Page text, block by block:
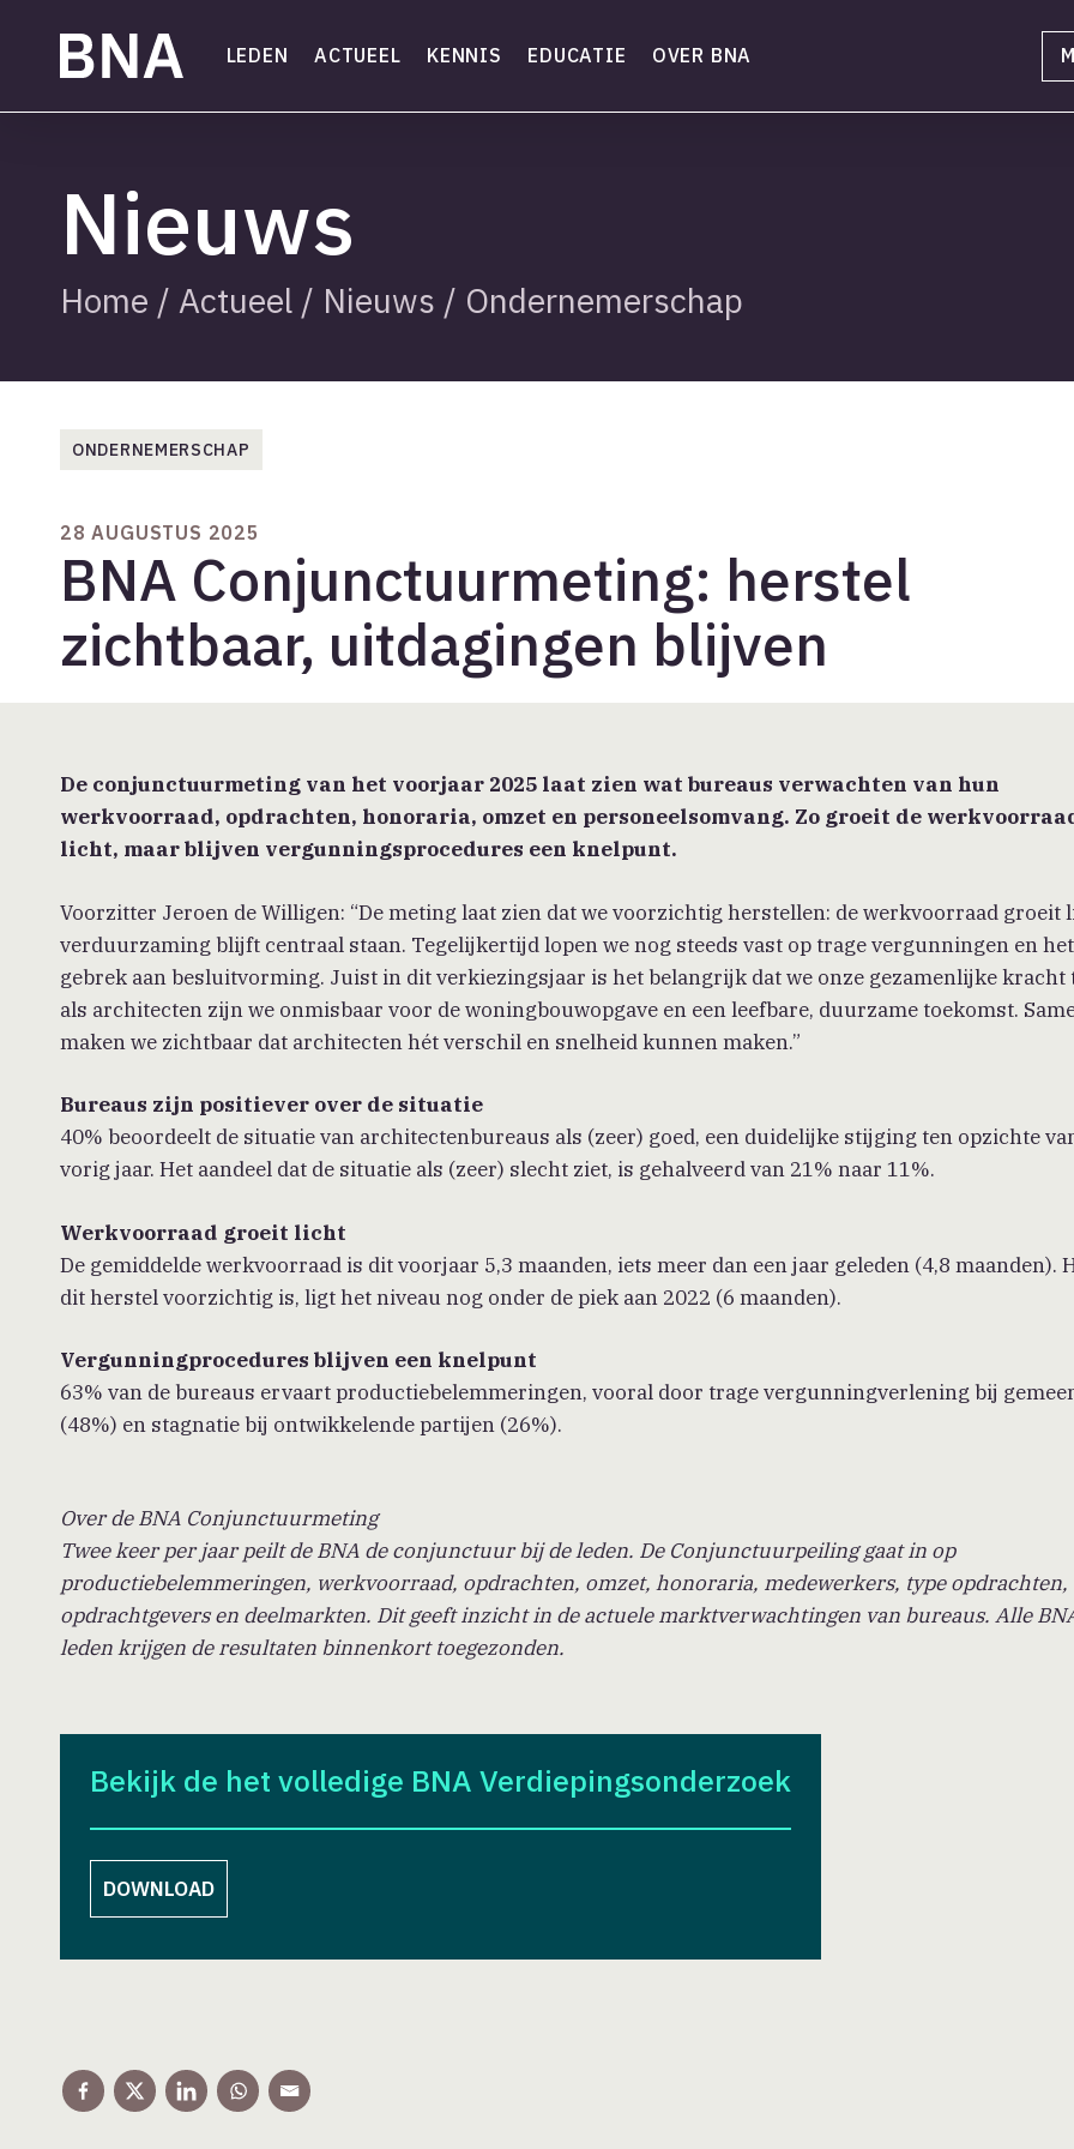
LEDEN ACTUEEL KENNIS EDUCATIE OVER BNA
Nieuws
Home / Actueel / Nieuws / Ondernemerschap
ONDERNEMERSCHAP
28 AUGUSTUS 2025
BNA Conjunctuurmeting: herstel
zichtbaar, uitdagingen blijven
De conjunctuurmeting van het voorjaar 2025 laat zien wat bureaus verwachten van hun
werkvoorraad, opdrachten, honoraria, omzet en personeelsomvang. Zo groeit de
licht, maar blijven vergunningsprocedures een knelpunt.
Voorzitter Jeroen de Willigen: “De meting laat zien dat we voorzichtig herstellen: de werkvoorraad groeit
verduurzaming blijft centraal staan. Tegelijkertijd lopen we nog steeds vast op trage vergunningen en het
gebrek aan besluitvorming. Juist in dit verkiezingsjaar is het belangrijk dat we onze gezamenlijke kracht
als architecten zijn we onmisbaar voor de woningbouwopgave en een leefbare, duurzame toekomst.
maken we zichtbaar dat architecten hét verschil en snelheid kunnen maken.”
Bureaus zijn positiever over de situatie
40% beoordeelt de situatie van architectenbureaus als (zeer) goed, een duidelijke stijging ten opzichte
vorig jaar. Het aandeel dat de situatie als (zeer) slecht ziet, is gehalveerd van 21% naar 11%.
Werkvoorraad groeit licht
De gemiddelde werkvoorraad is dit voorjaar 5,3 maanden, iets meer dan een jaar geleden (4,8 maanden).
dit herstel voorzichtig is, ligt het niveau nog onder de piek aan 2022 (6 maanden).
Vergunningprocedures blijven een knelpunt
63% van de bureaus ervaart productiebelemmeringen, vooral door trage vergunningverlening bij
(48%) en stagnatie bij ontwikkelende partijen (26%).
Over de BNA Conjunctuurmeting
Twee keer per jaar peilt de BNA de conjunctuur bij de leden. De Conjunctuurpeiling gaat in op
productiebelemmeringen, werkvoorraad, opdrachten, omzet, honoraria, medewerkers, type opdrachten,
opdrachtgevers en deelmarkten. Dit geeft inzicht in de actuele marktverwachtingen van bureaus. Alle
leden krijgen de resultaten binnenkort toegezonden.
Bekijk de het volledige BNA Verdiepingsonderzoek
DOWNLOAD